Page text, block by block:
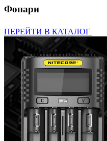
Фонари
ПЕРЕЙТИ В КАТАЛОГ